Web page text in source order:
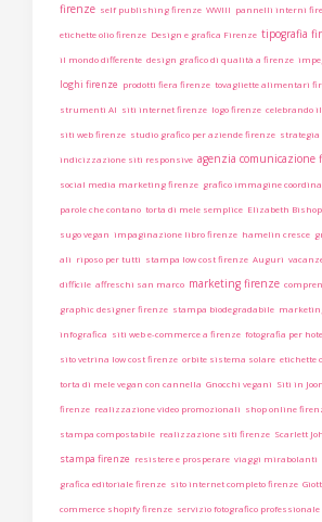
firenze self publishing firenze WWIII pannelli interni
etichette olio firenze Design e grafica Firenze tipografia
il mondo differente design grafico di qualità a firenze
loghi firenze prodotti fiera firenze tovagliette alimentari
strumenti AI siti internet firenze logo firenze celebrando
siti web firenze studio grafico per aziende firenze
indicizzazione siti responsive agenzia comunicazione
social media marketing firenze grafico immagine
parole che contano torta di mele semplice Elizabeth Bishop
sugo vegan impaginazione libro firenze hamelin cresce
ali riposo per tutti stampa low cost firenze Auguri
difficile affreschi san marco marketing firenze
graphic designer firenze stampa biodegradabile
infografica siti web e-commerce a firenze fotografia per
sito vetrina low cost firenze orbite sistema solare etichette
torta di mele vegan con cannella Gnocchi vegani Siti in
firenze realizzazione video promozionali shop online
stampa compostabile realizzazione siti firenze Scarlett
stampa firenze resistere e prosperare viaggi mirabolanti
grafica editoriale firenze sito internet completo firenze
commerce shopify firenze servizio fotografico professionale